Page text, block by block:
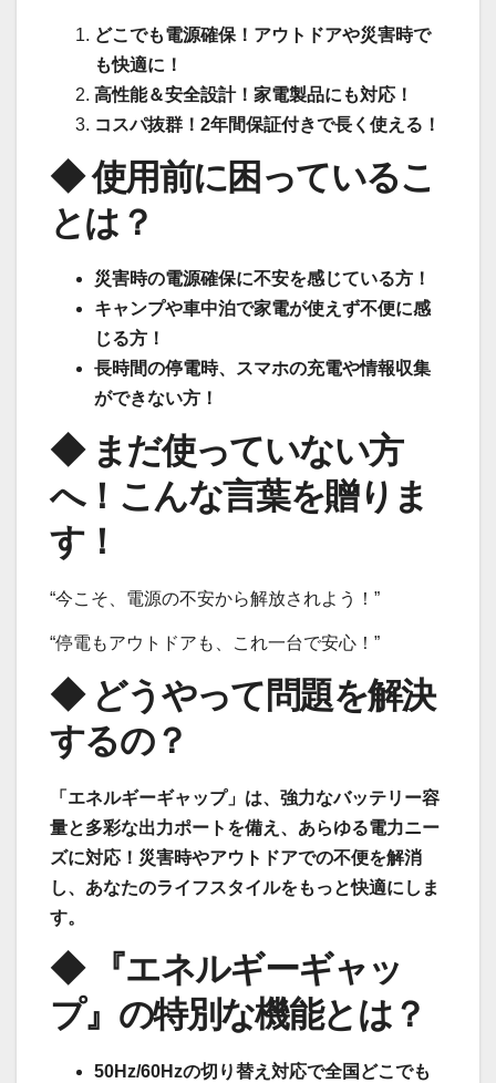
どこでも電源確保！アウトドアや災害時で
も快適に！
高性能＆安全設計！家電製品にも対応！
コスパ抜群！2年間保証付きで長く使える！
◆ 使用前に困っているこ
とは？
災害時の電源確保に不安を感じている方！
キャンプや車中泊で家電が使えず不便に感
じる方！
長時間の停電時、スマホの充電や情報収集
ができない方！
◆ まだ使っていない方
へ！こんな言葉を贈りま
す！
“今こそ、電源の不安から解放されよう！”
“停電もアウトドアも、これ一台で安心！”
◆ どうやって問題を解決
するの？
「エネルギーギャップ」は、強力なバッテリー容
量と多彩な出力ポートを備え、あらゆる電力ニー
ズに対応！災害時やアウトドアでの不便を解消
し、あなたのライフスタイルをもっと快適にしま
す。
◆ 『エネルギーギャッ
プ』の特別な機能とは？
50Hz/60Hzの切り替え対応で全国どこでも